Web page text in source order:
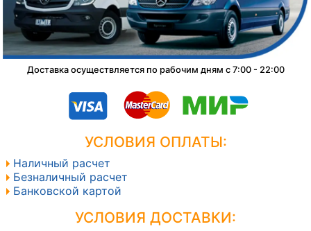
Доставка осуществляется по рабочим дням с 7:00 - 22:00
УСЛОВИЯ ОПЛАТЫ:
Наличный расчет
Безналичный расчет
Банковской картой
УСЛОВИЯ ДОСТАВКИ: